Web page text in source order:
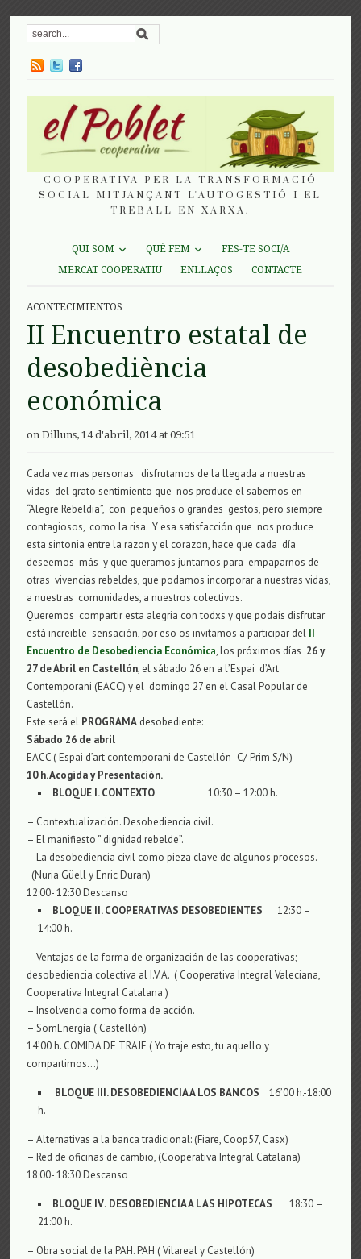
COOPERATIVA PER LA TRANSFORMACIÓ
SOCIAL MITJANÇANT L'AUTOGESTIÓ I EL
TREBALL EN XARXA.
QUI SOM QUÈ FEM
FES-TE SOCI/A
MERCAT COOPERATIU
ENLLAÇOS CONTACTE
ACONTECIMIENTOS
II Encuentro estatal de
desobediència
económica
on Dilluns, 14 d'abril, 2014 at 09:51
Cada vez mas personas disfrutamos de la llegada a nuestras
vidas del grato sentimiento que nos produce el sabernos en
“Alegre Rebeldia”, con pequeños o grandes gestos, pero siempre
contagiosos, como la risa. Y esa satisfacción que nos produce
esta sintonia entre la razon y el corazon, hace que cada día
deseemos más y que queramos juntarnos para empaparnos de
otras vivencias rebeldes, que podamos incorporar a nuestras vidas,
a nuestras comunidades, a nuestros colectivos.
Queremos compartir esta alegria con todxs y que podais disfrutar
está increible sensación, por eso os invitamos a participar del II
Encuentro de Desobediencia Económica, los próximos días 26 y
27 de Abril en Castellón, el sábado 26 en a l’Espai d’Art
Contemporani (EACC) y el domingo 27 en el Casal Popular de
Castellón.
Este será el PROGRAMA desobediente:
Sábado 26 de abril
EACC ( Espai d’art contemporani de Castellón- C/ Prim S/N)
10 h. Acogida y Presentación.
BLOQUE I. CONTEXTO
10:30 – 12:00 h.
– Contextualización. Desobediencia civil.
– El manifiesto ” dignidad rebelde”.
– La desobediencia civil como pieza clave de algunos procesos.
(Nuria Güell y Enric Duran)
12:00- 12:30 Descanso
BLOQUE II.COOPERATIVAS DESOBEDIENTES 12:30 –
14:00 h.
– Ventajas de la forma de organización de las cooperativas;
desobediencia colectiva al I.V.A. ( Cooperativa Integral Valeciana,
Cooperativa Integral Catalana )
– Insolvencia como forma de acción.
– SomEnergía ( Castellón)
14’00 h. COMIDA DE TRAJE ( Yo traje esto, tu aquello y
compartimos…)
BLOQUE III. DESOBEDIENCIA A LOS BANCOS
16’00 h.-18:00
h.
– Alternativas a la banca tradicional: (Fiare, Coop57, Casx)
– Red de oficinas de cambio, (Cooperativa Integral Catalana)
18:00- 18:30 Descanso
BLOQUE IV. DESOBEDIENCIA A LAS HIPOTECAS
18:30 –
21:00 h.
– Obra social de la PAH. PAH ( Vilareal y Castellón)